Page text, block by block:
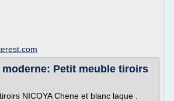
moderne: Petit meuble tiroirs
NICOYA Chene et blanc laque .